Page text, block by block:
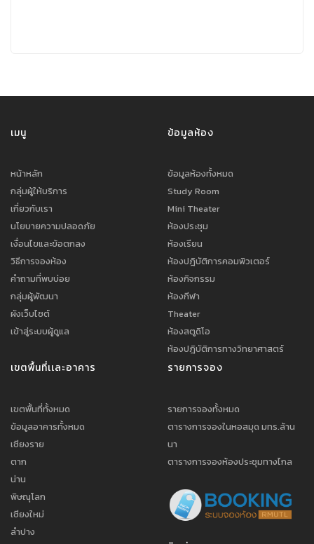
เมนู
หน้าหลัก
กลุ่มผู้ให้บริการ
เกี่ยวกับเรา
นโยบายความปลอดภัย
เงื่อนไขและข้อตกลง
วิธีการจองห้อง
คำถามที่พบบ่อย
กลุ่มผู้พัฒนา
ผังเว็บไซต์
เข้าสู่ระบบผู้ดูแล
ข้อมูลห้อง
ข้อมูลห้องทั้งหมด
Study Room
Mini Theater
ห้องประชุม
ห้องเรียน
ห้องปฎิบัติการคอมพิวเตอร์
ห้องกิจกรรม
ห้องกีฬา
Theater
ห้องสตูดิโอ
ห้องปฎิบัติการทางวิทยาศาสตร์
เขตพื้นที่เเละอาคาร
เขตพื้นที่ทั้งหมด
ข้อมูลอาคารทั้งหมด
เชียงราย
ตาก
น่าน
พิษณุโลก
เชียงใหม่
ลำปาง
รายการจอง
รายการจองทั้งหมด
ตารางการจองในหอสมุด มทร.ล้าน
นา
ตารางการจองห้องประชุมทางไกล